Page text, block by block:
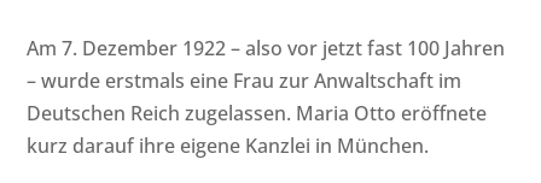
Am 7. Dezember 1922 – also vor jetzt fast 100 Jahren
– wurde erstmals eine Frau zur Anwaltschaft im
Deutschen Reich zugelassen. Maria Otto eröffnete
kurz darauf ihre eigene Kanzlei in München.